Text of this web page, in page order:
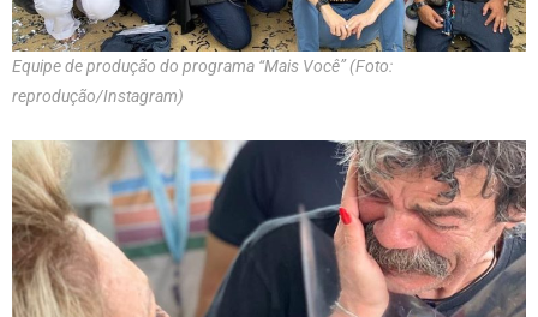
Equipe de produção do programa “Mais Você” (Foto:
reprodução/Instagram)